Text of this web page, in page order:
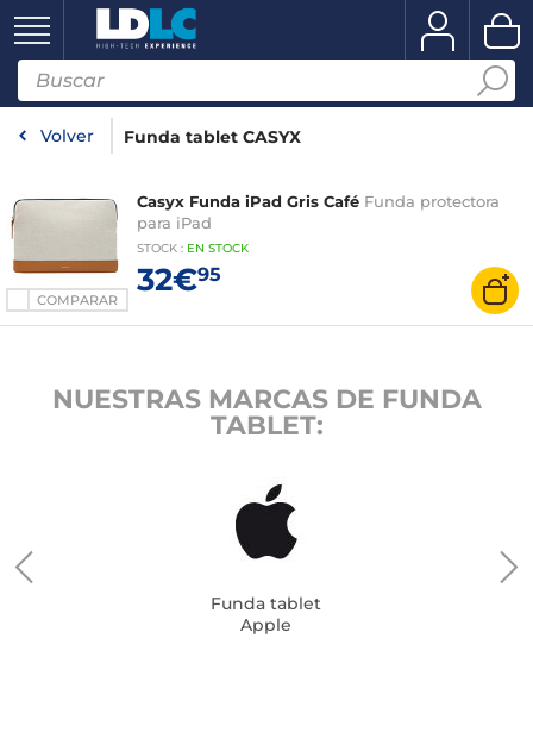
Volver Funda tablet CASYX
COMPARAR
Casyx Funda iPad Gris Café Funda protectora
para iPad
STOCK : EN STOCK
32€95
NUESTRAS MARCAS DE FUNDA
TABLET:
Funda tablet
Apple